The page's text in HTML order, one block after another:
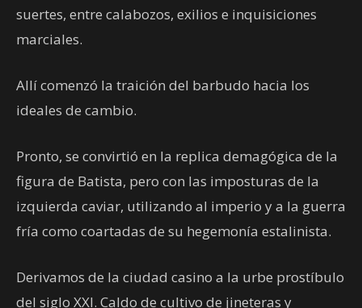
suertes, entre calabozos, exilios e inquisiciones
marciales.
Allí comenzó la traición del barbudo hacia los
ideales de cambio.
Pronto, se convirtió en la replica demagógica de la
figura de Batista, pero con las imposturas de la
izquierda caviar, utilizando al imperio y a la guerra
fría como coartadas de su hegemonía estalinista.
Derivamos de la ciudad casino a la urbe prostíbulo
del siglo XXI. Caldo de cultivo de jineteras y